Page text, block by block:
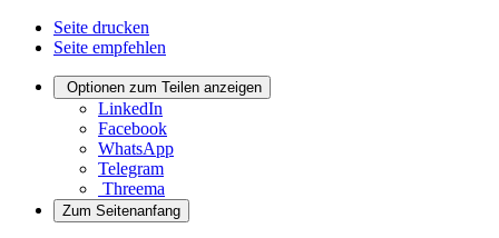
Seite drucken
Seite empfehlen
Optionen zum Teilen anzeigen
LinkedIn
Facebook
WhatsApp
Telegram
Threema
Zum Seitenanfang